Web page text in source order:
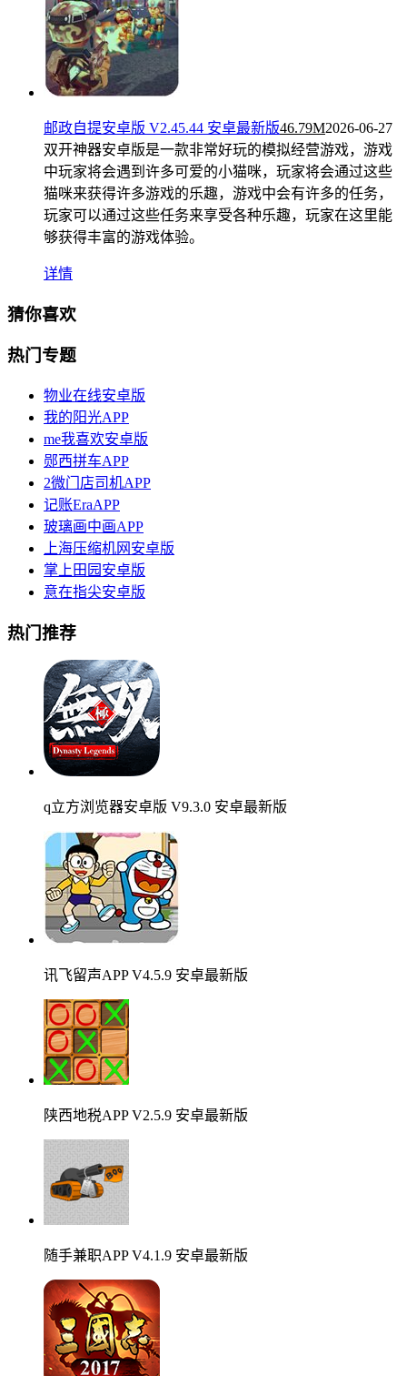
邮政自提安卓版 V2.45.44 安卓最新版46.79M2026-06-27
双开神器安卓版是一款非常好玩的模拟经营游戏，游戏
中玩家将会遇到许多可爱的小猫咪，玩家将会通过这些
猫咪来获得许多游戏的乐趣，游戏中会有许多的任务，
玩家可以通过这些任务来享受各种乐趣，玩家在这里能
够获得丰富的游戏体验。
详情
猜你喜欢
热门专题
物业在线安卓版
我的阳光APP
me我喜欢安卓版
郧西拼车APP
2微门店司机APP
记账EraAPP
玻璃画中画APP
上海压缩机网安卓版
掌上田园安卓版
意在指尖安卓版
热门推荐
q立方浏览器安卓版 V9.3.0 安卓最新版
讯飞留声APP V4.5.9 安卓最新版
陕西地税APP V2.5.9 安卓最新版
随手兼职APP V4.1.9 安卓最新版